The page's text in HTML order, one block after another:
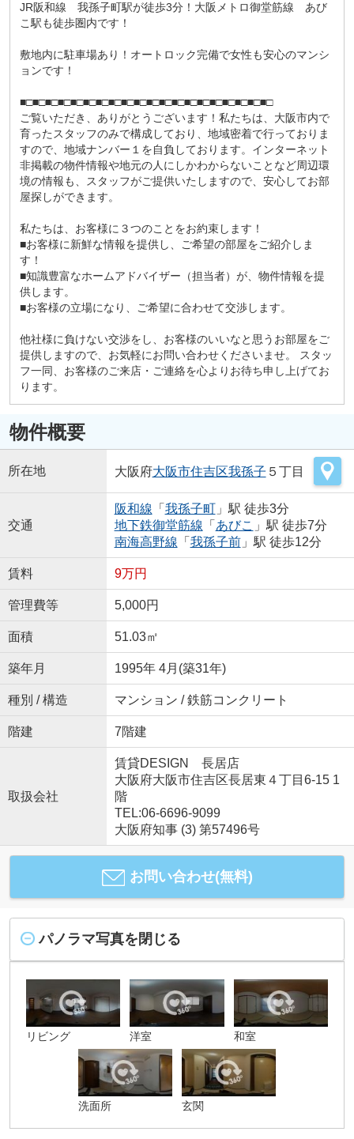
JR阪和線 我孫子町駅が徒歩3分！大阪メトロ御堂筋線 あび
こ駅も徒歩圏内です！
敷地内に駐車場あり！オートロック完備で女性も安心のマンシ
ョンです！
■□■□■□■□■□■□■□■□■□■□■□■□■□■□■□■□■□■□■□■□
ご覧いただき、ありがとうございます！私たちは、大阪市内で
育ったスタッフのみで構成しており、地域密着で行っておりま
すので、地域ナンバー１を自負しております。インターネット
非掲載の物件情報や地元の人にしかわからないことなど周辺環
境の情報も、スタッフがご提供いたしますので、安心してお部
屋探しができます。
私たちは、お客様に３つのことをお約束します！
■お客様に新鮮な情報を提供し、ご希望の部屋をご紹介しま
す！
■知識豊富なホームアドバイザー（担当者）が、物件情報を提
供します。
■お客様の立場になり、ご希望に合わせて交渉します。
他社様に負けない交渉をし、お客様のいいなと思うお部屋をご
提供しますので、お気軽にお問い合わせくださいませ。 スタッ
フ一同、お客様のご来店・ご連絡を心よりお待ち申し上げてお
ります。
物件概要
所在地 大阪府大阪市住吉区我孫子 ５丁目
交通
阪和線 「 我孫子町」駅 徒歩3分
地下鉄御堂筋線 「 あびこ 」駅 徒歩7分
南海高野線 「 我孫子前」駅 徒歩12分
賃料 9万円
管理費等 5,000円
面積 51.03㎡
築年月 1995年 4月(築31年)
種別 / 構造 マンション / 鉄筋コンクリート
階建 7階建
取扱会社
賃貸DESIGN 長居店
大阪府大阪市住吉区長居東４丁目6-15 1
階
TEL:06-6696-9099
大阪府知事 (3) 第57496号
お問い合わせ(無料)
パノラマ写真を閉じる
リビング 洋室 和室
洗面所 玄関